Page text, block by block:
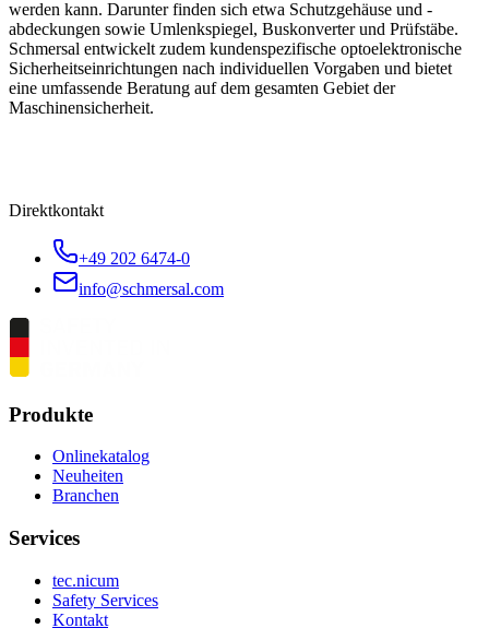
werden kann. Darunter finden sich etwa Schutzgehäuse und -
abdeckungen sowie Umlenkspiegel, Buskonverter und Prüfstäbe.
Schmersal entwickelt zudem kundenspezifische optoelektronische
Sicherheitseinrichtungen nach individuellen Vorgaben und bietet
eine umfassende Beratung auf dem gesamten Gebiet der
Maschinensicherheit.
Direktkontakt
+49 202 6474-0
info@schmersal.com
Produkte
Onlinekatalog
Neuheiten
Branchen
Services
tec.nicum
Safety Services
Kontakt